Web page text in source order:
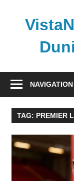
nasional
global
dalam
platform
informatif
NAVIGATION
TAG: PREMIER